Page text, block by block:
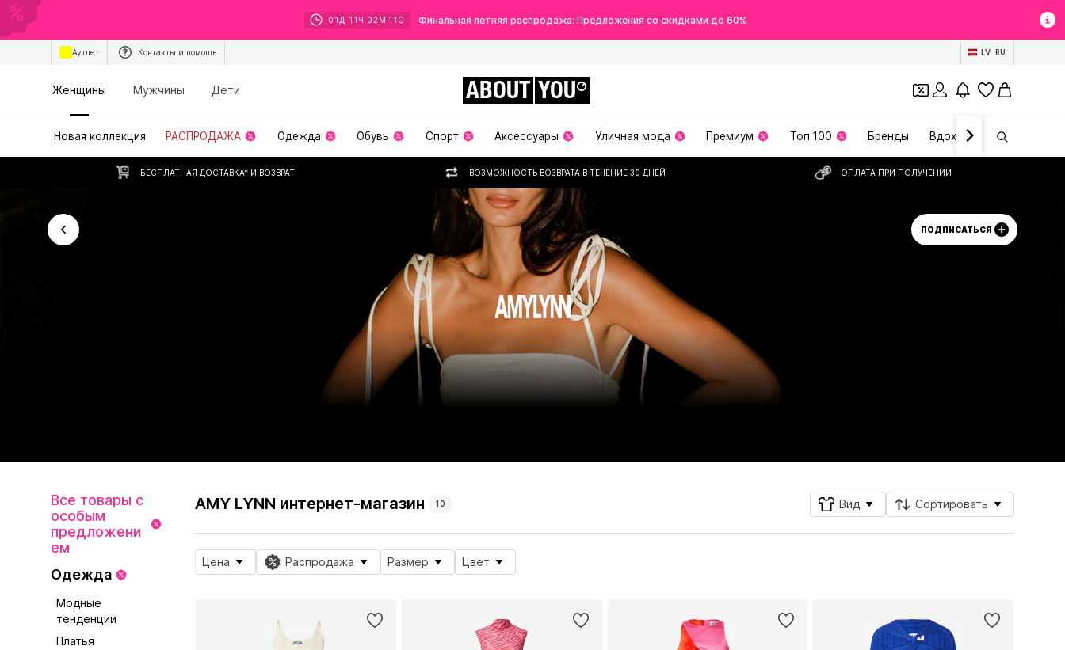
01 Д 11 Ч 02 М 10 С Финальная летняя распродажа: Предложения со скидками до 60%
Аутлет Контакты и помощь LV RU
Женщины Мужчины Дети ABOUT YOU
Новая коллекция РАСПРОДАЖА Одежда Обувь Спорт Аксессуары Уличная мода Премиум Топ 100 Бренды Вдохновение
БЕСПЛАТНАЯ ДОСТАВКА* И ВОЗВРАТ ВОЗМОЖНОСТЬ ВОЗВРАТА В ТЕЧЕНИЕ 30 ДНЕЙ ОПЛАТА ПРИ ПОЛУЧЕНИИ
ПОДПИСАТЬСЯ
Все товары с
особым
предложени
ем
Одежда
Модные
тенденции
Платья
AMY LYNN интернет-магазин 10 Вид Сортировать
Цена Распродажа Размер Цвет